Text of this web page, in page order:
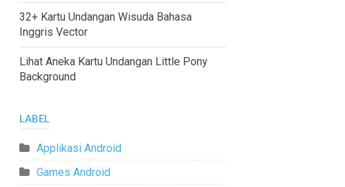
32+ Kartu Undangan Wisuda Bahasa
Inggris Vector
Lihat Aneka Kartu Undangan Little Pony
Background
LABEL
Applikasi Android
Games Android